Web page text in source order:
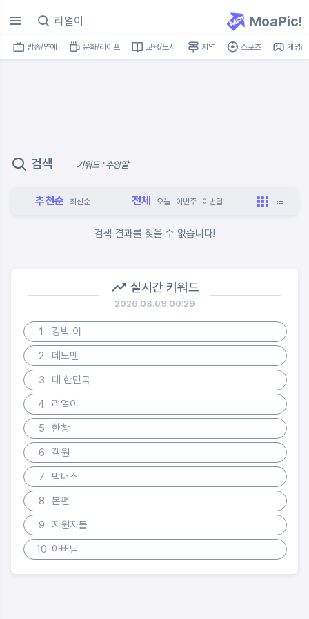
MoaPic!
방송/연예 문화/라이프 교육/도서 지역 스포츠 게임/
검색 키워드 : 수양딸
추천순 최신순 전체 오늘 이번주 이번달
검색 결과를 찾을 수 없습니다!
실시간 키워드
2026.08.09 00:29
1
강박 이
2
데드맨
3
대 한민국
4
리얼이
5
한창
6
객원
7
막내즈
8
본편
9
지원자들
10 아버님